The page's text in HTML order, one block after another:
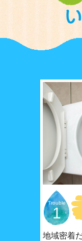
Trouble
1
地域密着